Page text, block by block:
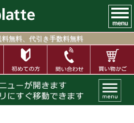
menu
料無料、代引き手数料無料